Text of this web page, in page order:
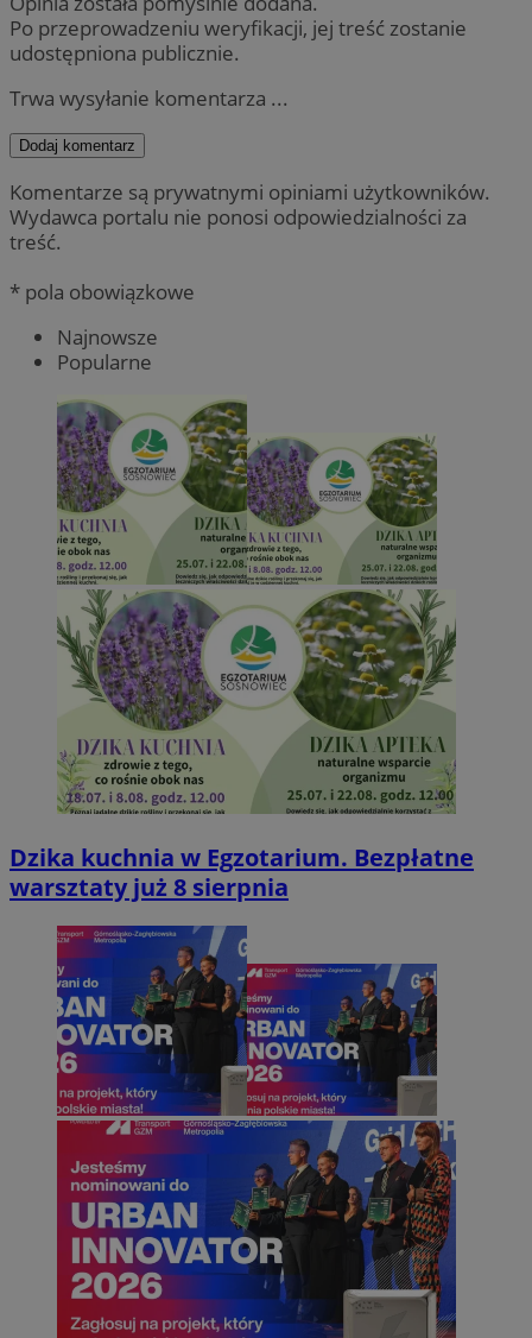
Po przeprowadzeniu weryfikacji, jej treść zostanie
udostępniona publicznie.
Trwa wysyłanie komentarza ...
Dodaj komentarz
Komentarze są prywatnymi opiniami użytkowników.
Wydawca portalu nie ponosi odpowiedzialności za
treść.
* pola obowiązkowe
Najnowsze
Popularne
Dzika kuchnia w Egzotarium. Bezpłatne
warsztaty już 8 sierpnia